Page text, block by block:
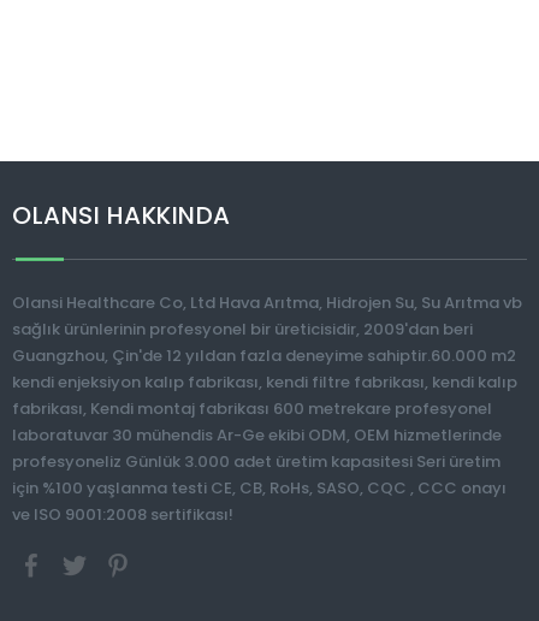
OLANSI HAKKINDA
Olansi Healthcare Co, Ltd Hava Arıtma, Hidrojen Su, Su Arıtma vb
sağlık ürünlerinin profesyonel bir üreticisidir, 2009'dan beri
Guangzhou, Çin'de 12 yıldan fazla deneyime sahiptir.60.000 m2
kendi enjeksiyon kalıp fabrikası, kendi filtre fabrikası, kendi kalıp
fabrikası, Kendi montaj fabrikası 600 metrekare profesyonel
laboratuvar 30 mühendis Ar-Ge ekibi ODM, OEM hizmetlerinde
profesyoneliz Günlük 3.000 adet üretim kapasitesi Seri üretim
için %100 yaşlanma testi CE, CB, RoHs, SASO, CQC , CCC onayı
ve ISO 9001:2008 sertifikası!